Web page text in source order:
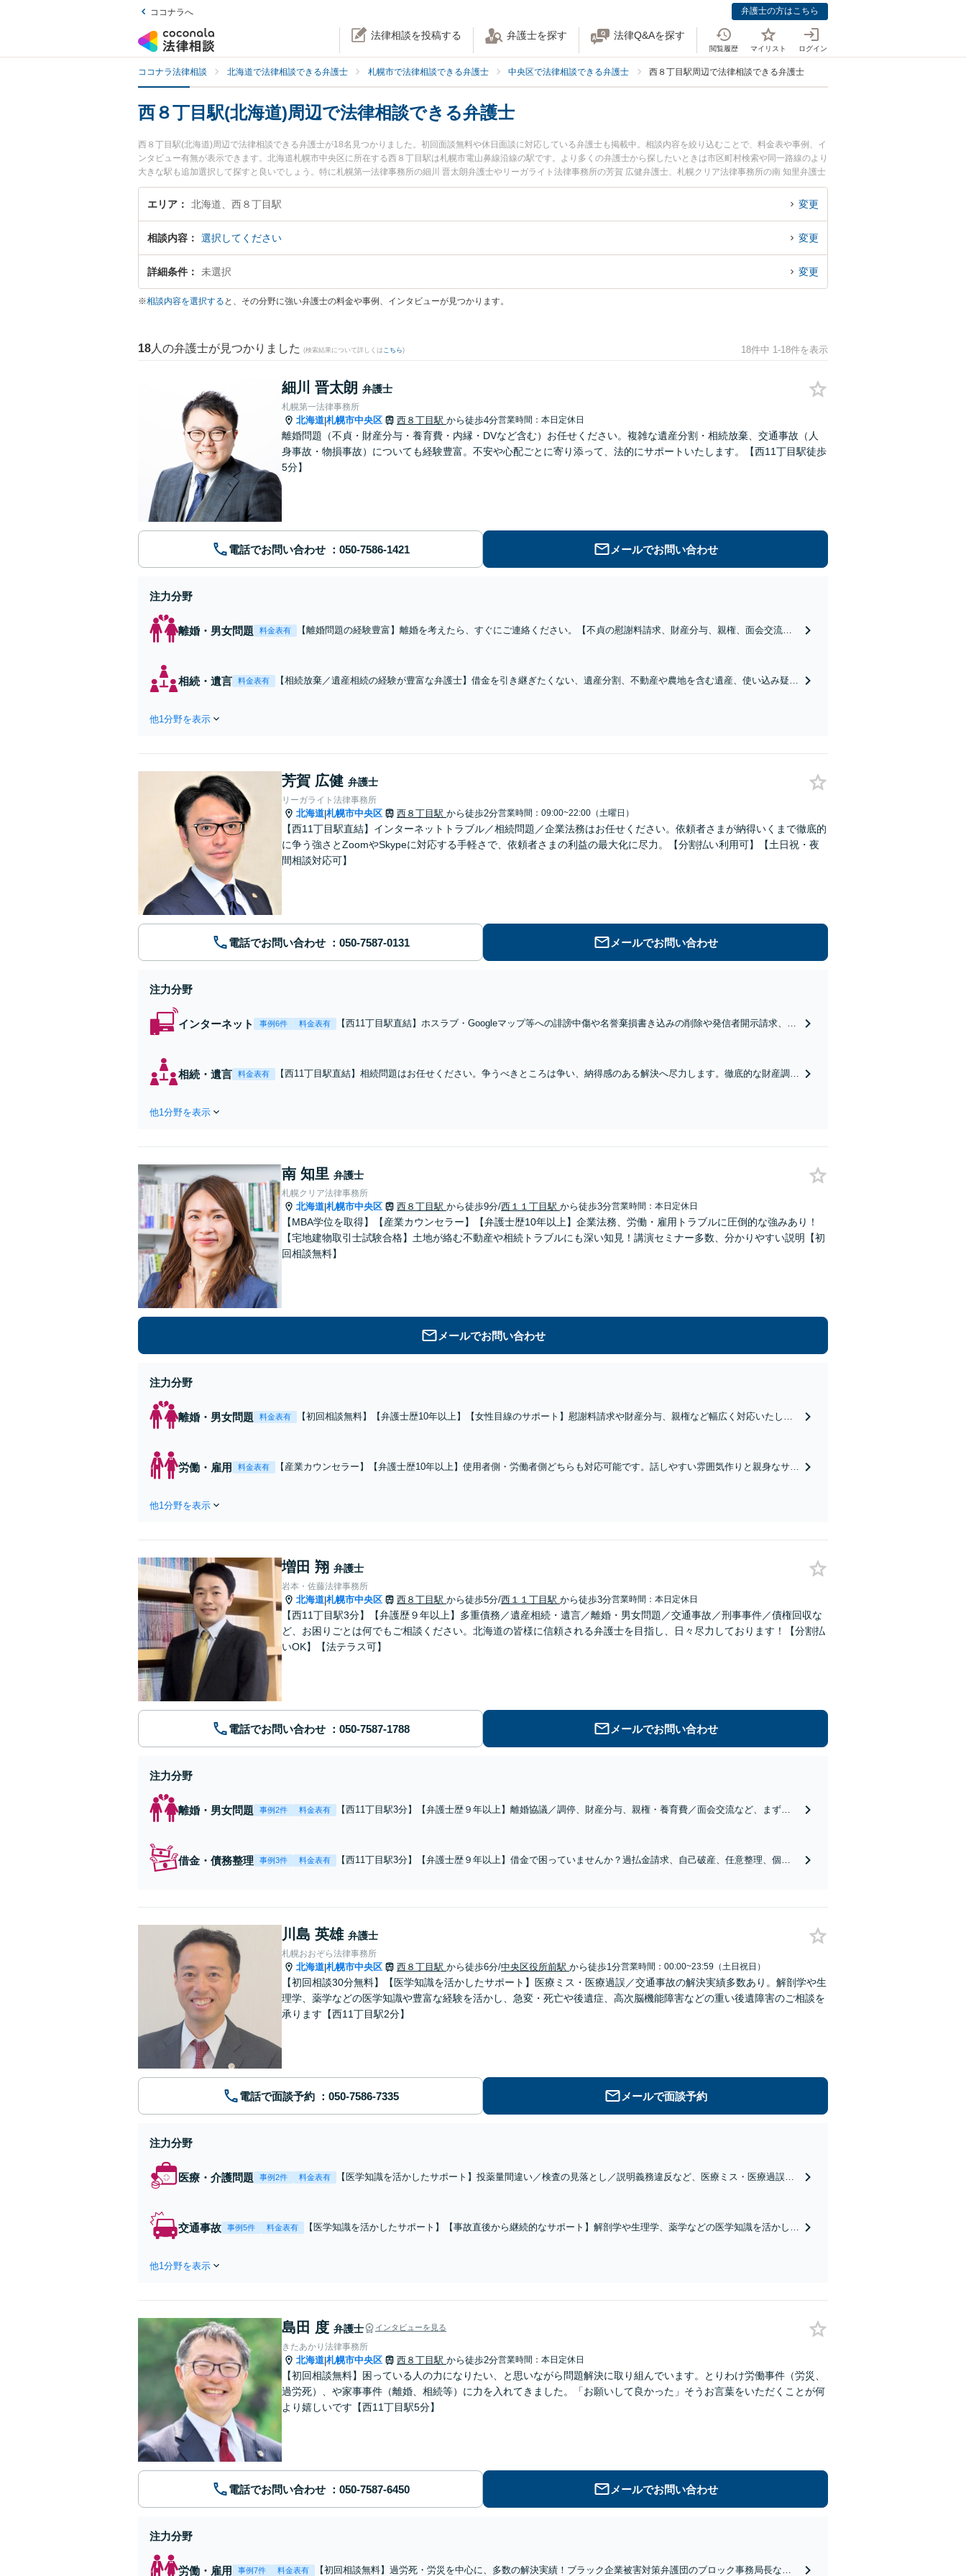
ココナラへ 弁護士の方はこちら
法律相談を投稿する 弁護士を探す 法律Q&Aを探す
閲覧履歴 マイリスト ログイン
ココナラ法律相談 北海道で法律相談できる弁護士 札幌市で法律相談できる弁護士 中央区で法律相談できる弁護士 西８丁目駅周辺で法律相談できる弁護士
西８丁目駅(北海道)周辺で法律相談できる弁護士
西８丁目駅(北海道)周辺で法律相談できる弁護士が18名見つかりました。初回面談無料や休日面談に対応している弁護士も掲載中。相談内容を絞り込むことで、料金表や事例、イ
ンタビュー有無が表示できます。北海道札幌市中央区に所在する西８丁目駅は札幌市電山鼻線沿線の駅です。より多くの弁護士から探したいときは市区町村検索や同一路線のより
大きな駅も追加選択して探すと良いでしょう。特に札幌第一法律事務所の細川 晋太朗弁護士やリーガライト法律事務所の芳賀 広健弁護士、札幌クリア法律事務所の南 知里弁護士
のプロフィール情報や弁護士費用、強みなどが注目されています。『歯科治療ミスのトラブルを勤務先から通いやすい西８丁目駅周辺に事務所を構える弁護士に面談予約したい』
『歯科治療ミスのトラブル解決の実績豊富な西８丁目駅近くの弁護士を検索したい』『初回無料で歯科治療ミスを法律相談できる西８丁目駅付近の弁護士に面談予約したい』など
エリア 北海道、西８丁目駅 変更
相談内容 選択してください 変更
詳細条件 未選択 変更
※相談内容を選択する と、その分野に強い弁護士の料金や事例、インタビューが見つかります。
18 人の弁護士が見つかりました (検索結果について詳しくは こちら) 18件中 1-18件を表示
細川 晋太朗 弁護士
札幌第一法律事務所
北海道|札幌市中央区 西８丁目駅 から徒歩4分営業時間：本日定休日
離婚問題（不貞・財産分与・養育費・内縁・DVなど含む）お任せください。複雑な遺産分割・相続放棄、交通事故（人
身事故・物損事故）についても経験豊富。不安や心配ごとに寄り添って、法的にサポートいたします。【西11丁目駅徒歩
5分】
電話でお問い合わせ メールでお問い合わせ
注力分野
離婚・男女問題 料金表有
【離婚問題の経験豊富】離婚を考えたら、すぐにご連絡ください。【不貞の慰謝料請求、財産分与、親権、面会交流、
相続・遺言 料金表有
【相続放棄／遺産相続の経験が豊富な弁護士】借金を引き継ぎたくない、遺産分割、不動産や農地を含む遺産、使い込み疑惑
他1分野を表示
芳賀 広健 弁護士
リーガライト法律事務所
北海道|札幌市中央区 西８丁目駅 から徒歩2分営業時間：09:00~22:00（土曜日）
【西11丁目駅直結】インターネットトラブル／相続問題／企業法務はお任せください。依頼者さまが納得いくまで徹底的
に争う強さとZoomやSkypeに対応する手軽さで、依頼者さまの利益の最大化に尽力。【分割払い利用可】【土日祝・夜
間相談対応可】
電話でお問い合わせ メールでお問い合わせ
注力分野
インターネット 事例6件 料金表有
【西11丁目駅直結】ホスラブ・Googleマップ等への誹謗中傷や名誉棄損書き込みの削除や発信者開示請求、ネ
相続・遺言 料金表有
【西11丁目駅直結】相続問題はお任せください。争うべきところは争い、納得感のある解決へ尽力します。徹底的な財産調査
他1分野を表示
南 知里 弁護士
札幌クリア法律事務所
北海道|札幌市中央区 西８丁目駅 から徒歩9分/西１１丁目駅 から徒歩3分営業時間：本日定休日
【MBA学位を取得】【産業カウンセラー】【弁護士歴10年以上】企業法務、労働・雇用トラブルに圧倒的な強みあり！
【宅地建物取引士試験合格】土地が絡む不動産や相続トラブルにも深い知見！講演セミナー多数、分かりやすい説明【初
回相談無料】
メールでお問い合わせ
注力分野
離婚・男女問題 料金表有
【初回相談無料】【弁護士歴10年以上】【女性目線のサポート】慰謝料請求や財産分与、親権など幅広く対応いたしま
労働・雇用 料金表有
【産業カウンセラー】【弁護士歴10年以上】使用者側・労働者側どちらも対応可能です。話しやすい雰囲気作りと親身なサポ
他1分野を表示
増田 翔 弁護士
岩本・佐藤法律事務所
北海道|札幌市中央区 西８丁目駅 から徒歩5分/西１１丁目駅 から徒歩3分営業時間：本日定休日
【西11丁目駅3分】【弁護歴９年以上】多重債務／遺産相続・遺言／離婚・男女問題／交通事故／刑事事件／債権回収な
ど、お困りごとは何でもご相談ください。北海道の皆様に信頼される弁護士を目指し、日々尽力しております！【分割払
いOK】【法テラス可】
電話でお問い合わせ メールでお問い合わせ
注力分野
離婚・男女問題 事例2件 料金表有
【西11丁目駅3分】【弁護士歴９年以上】離婚協議／調停、財産分与、親権・養育費／面会交流など、まずは
借金・債務整理 事例3件 料金表有
【西11丁目駅3分】【弁護士歴９年以上】借金で困っていませんか？過払金請求、自己破産、任意整理、個人
川島 英雄 弁護士
札幌おおぞら法律事務所
北海道|札幌市中央区 西８丁目駅 から徒歩6分/中央区役所前駅 から徒歩1分営業時間：00:00~23:59（土日祝日）
【初回相談30分無料】【医学知識を活かしたサポート】医療ミス・医療過誤／交通事故の解決実績多数あり。解剖学や生
理学、薬学などの医学知識や豊富な経験を活かし、急変・死亡や後遺症、高次脳機能障害などの重い後遺障害のご相談を
承ります【西11丁目駅2分】
電話で面談予約 メールで面談予約
注力分野
医療・介護問題 事例2件 料金表有
【医学知識を活かしたサポート】投薬量間違い／検査の見落とし／説明義務違反など、医療ミス・医療過誤の
交通事故 事例5件 料金表有
【医学知識を活かしたサポート】【事故直後から継続的なサポート】解剖学や生理学、薬学などの医学知識を活かし、
他1分野を表示
島田 度 弁護士 インタビューを見る
きたあかり法律事務所
北海道|札幌市中央区 西８丁目駅 から徒歩2分営業時間：本日定休日
【初回相談無料】困っている人の力になりたい、と思いながら問題解決に取り組んでいます。とりわけ労働事件（労災、
過労死）、や家事事件（離婚、相続等）に力を入れてきました。「お願いして良かった」そうお言葉をいただくことが何
より嬉しいです【西11丁目駅5分】
電話でお問い合わせ メールでお問い合わせ
注力分野
労働・雇用 事例7件 料金表有 【初回相談無料】過労死・労災を中心に、多数の解決実績！ブラック企業被害対策弁護団のブロック事務局長な